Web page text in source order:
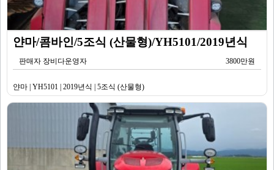
얀마/콤바인/5조식 (산물형)/YH5101/2019년식
판매자 장비다운영자 3800만원
얀마 | YH5101 | 2019년식 | 5조식 (산물형)